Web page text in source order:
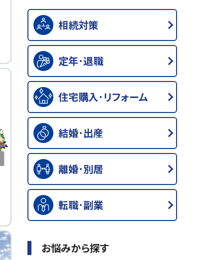
相続対策
定年･退職
住宅購入･リフォーム
結婚･出産
離婚･別居
転職･副業
お悩みから探す